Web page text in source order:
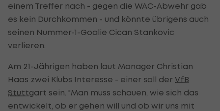
einem Treffer nach - gegen die WAC-Abwehr gab
es kein Durchkommen - und könnte übrigens auch
seinen Nummer-1-Goalie Cican Stankovic
verlieren.
Am 21-Jährigen haben laut Manager Christian
Haas zwei Klubs Interesse - einer soll der VfB
Stuttgart sein. "Man muss schauen, wie sich das
entwickelt, ob er gehen will und ob wir uns mit